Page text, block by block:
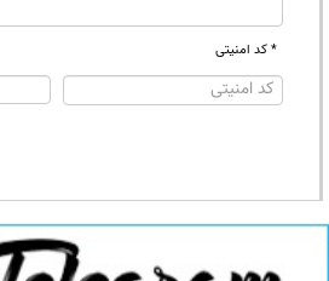
* کد امنیتی